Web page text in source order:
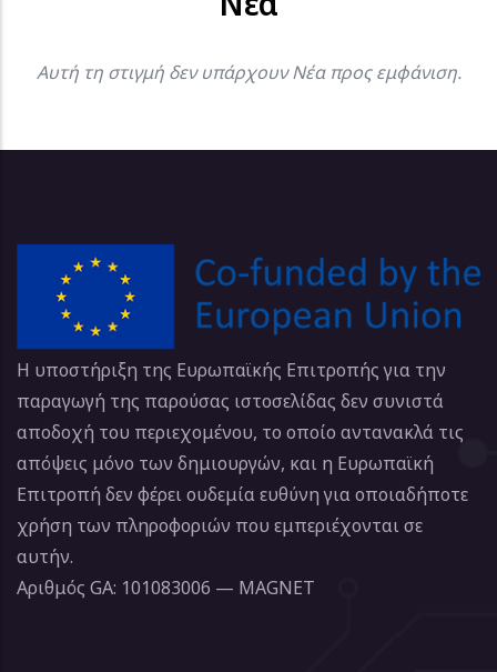
Αυτή τη στιγμή δεν υπάρχουν Νέα προς εμφάνιση.
Η υποστήριξη της Ευρωπαϊκής Επιτροπής για την
παραγωγή της παρούσας ιστοσελίδας δεν συνιστά
αποδοχή του περιεχομένου, το οποίο αντανακλά τις
απόψεις μόνο των δημιουργών, και η Ευρωπαϊκή
Επιτροπή δεν φέρει ουδεμία ευθύνη για οποιαδήποτε
χρήση των πληροφοριών που εμπεριέχονται σε
αυτήν.
Αριθμός GA: 101083006 — MAGNET